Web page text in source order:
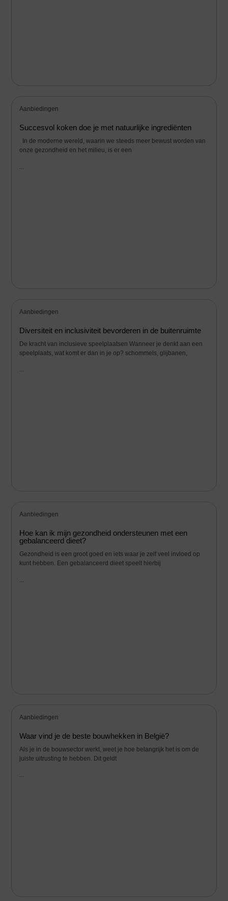
Aanbiedingen
Succesvol koken doe je met natuurlijke ingrediënten
In de moderne wereld, waarin we steeds meer bewust worden van
onze gezondheid en het milieu, is er een
...
Aanbiedingen
Diversiteit en inclusiviteit bevorderen in de buitenruimte
De kracht van inclusieve speelplaatsen Wanneer je denkt aan een
speelplaats, wat komt er dan in je op? schommels, glijbanen,
...
Aanbiedingen
Hoe kan ik mijn gezondheid ondersteunen met een
gebalanceerd dieet?
Gezondheid is een groot goed en iets waar je zelf veel invloed op
kunt hebben. Een gebalanceerd dieet speelt hierbij
Aanbiedingen
Waar vind je de beste bouwhekken in België?
Als je in de bouwsector werkt, weet je hoe belangrijk het is om de
juiste uitrusting te hebben. Dit geldt
...